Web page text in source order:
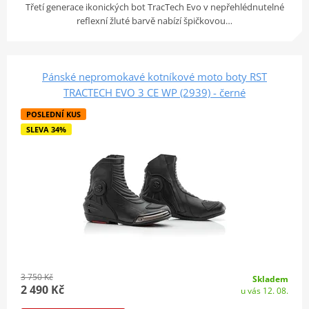
Třetí generace ikonických bot TracTech Evo v nepřehlédnutelné
reflexní žluté barvě nabízí špičkovou…
Pánské nepromokavé kotníkové moto boty RST
TRACTECH EVO 3 CE WP (2939) - černé
POSLEDNÍ KUS
SLEVA 34%
3 750 Kč
2 490 Kč
Skladem
u vás 12. 08.